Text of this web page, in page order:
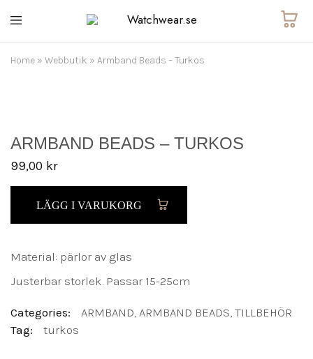
Watchwear.se
Watch
straps
and
other
Home » Webbutik » Armband Beads – Turkos
ARMBAND BEADS – TURKOS
99,00 kr
LÄGG I VARUKORG
Material: pärlor av glas
Justerbar storlek. Passar 15-25cm
Categories: ARMBAND, ARMBAND BEADS, TILLBEHÖR
Tag:
turkos